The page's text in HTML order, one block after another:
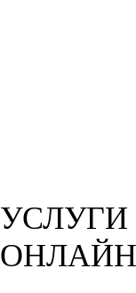
УСЛУГИ
ОНЛАЙН